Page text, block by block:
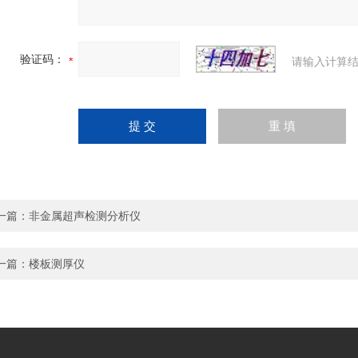
验证码： 请输入计算
篇： 非金属超声检测分析仪
篇： 楼板测厚仪